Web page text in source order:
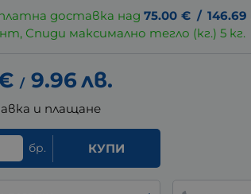
доставка над75.00 € / 146.69
Спиди максимално тегло (кг.) 5 кг.
/ 9.96лв.
и плащане
бр. КУПИ